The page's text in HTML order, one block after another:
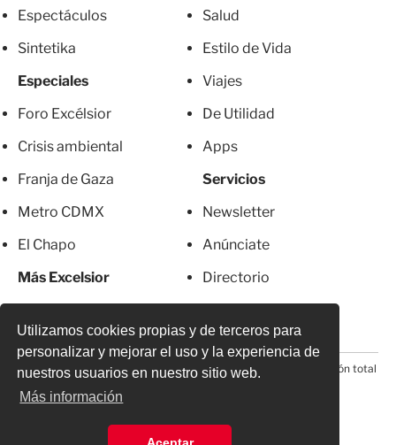
Utilizamos cookies propias y de terceros para
personalizar y mejorar el uso y la experiencia de
nuestros usuarios en nuestro sitio web.
Más información
Espectáculos
Sintetika
Especiales
Foro Excélsior
Crisis ambiental
Franja de Gaza
Metro CDMX
El Chapo
Más Excelsior
Salud
Estilo de Vida
Viajes
De Utilidad
Apps
Servicios
Newsletter
Anúnciate
Directorio
© 2026 Todos los derechos reservados. Prohibida la reproducción total
o parcial, incluyendo cualquier medio electrónico*